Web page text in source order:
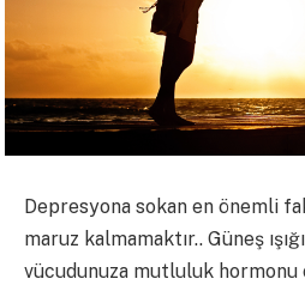
Depresyona sokan en önemli
maruz kalmamaktır.. Güneş
vücudunuza mutluluk hormonu